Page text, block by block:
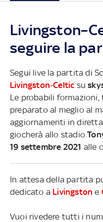
seguire la
Segui live la partita di
Livingston-Celtic su
Le probabili
preparato al meglio al
aggiornamenti in
giocherà allo stadio
19 settembre 2021 alle
In attesa della partita
dedicato a Livingston e
Vuoi rivedere tutti i